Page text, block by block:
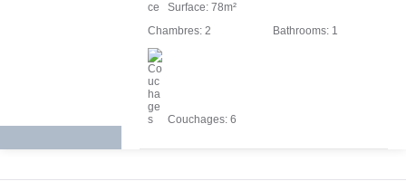
Surface: 78m²
Chambres: 2 Bathrooms: 1
Couchages: 6